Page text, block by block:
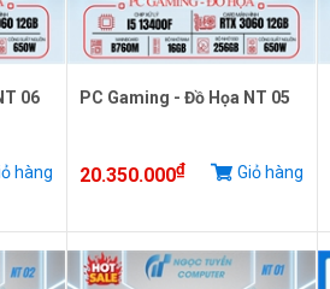
06
hàng
PC Gaming - Đồ Họa NT 05
20.350.000₫ Giỏ hàng